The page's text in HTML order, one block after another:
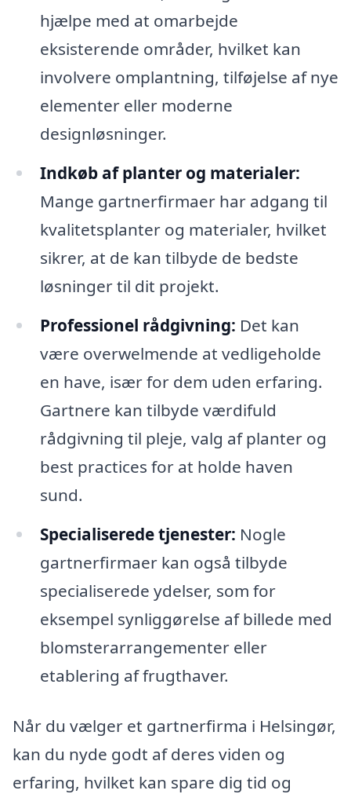
hjælpe med at omarbejde
eksisterende områder, hvilket kan
involvere omplantning, tilføjelse af nye
elementer eller moderne
designløsninger.
Indkøb af planter og materialer:
Mange gartnerfirmaer har adgang til
kvalitetsplanter og materialer, hvilket
sikrer, at de kan tilbyde de bedste
løsninger til dit projekt.
Professionel rådgivning: Det kan
være overwelmende at vedligeholde
en have, især for dem uden erfaring.
Gartnere kan tilbyde værdifuld
rådgivning til pleje, valg af planter og
best practices for at holde haven
sund.
Specialiserede tjenester: Nogle
gartnerfirmaer kan også tilbyde
specialiserede ydelser, som for
eksempel synliggørelse af billede med
blomsterarrangementer eller
etablering af frugthaver.
Når du vælger et gartnerfirma i Helsingør,
kan du nyde godt af deres viden og
erfaring, hvilket kan spare dig tid og